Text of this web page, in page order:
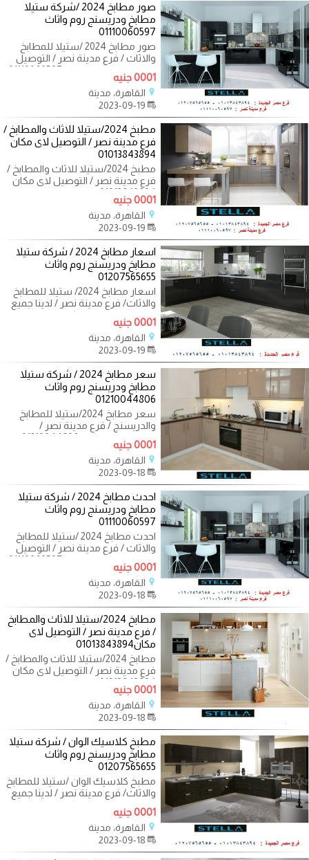
صور مطابخ 2024 /شركة ستيلا
مطابخ ودريسنج روم واثاث
01110060597
صور مطابخ 2024 /ستيلا للمطابخ
والاثاث / فرع مدينة نصر / التوصيل
لجميع محافظات مصر 01110060597
المطبخ
0001 جنيه
القاهرة، مدينة
مطبخ 2024/ستيلا للاثاث والمطابخ /
فرع مدينة نصر / التوصيل لاى مكان
01013843894
مطبخ 2024/ستيلا للاثاث والمطابخ /
فرع مدينة نصر / التوصيل لاى مكان
01013843894 المطبخ اساسى فى اى
0001 جنيه
القاهرة، مدينة
اسعار مطابخ 2024 / شركة ستيلا
مطابخ ودريسنج روم واثاث
01207565655
اسعار مطابخ 2024/ ستيلا للمطابخ
والاثاث/ فرع مدينة نصر / لدينا جميع
المطابخ المودرن والكلاسيك
0001 جنيه
القاهرة، مدينة
سعر مطابخ 2024 / شركة ستيلا
مطابخ ودريسنج روم واثاث
01210044806
سعر مطابخ 2024/ستيلا للمطابخ
والدريسنج / فرع مدينة نصر /
تعمل
0001 جنيه
القاهرة، مدينة
احدث مطابخ 2024 / شركة ستيلا
مطابخ ودريسنج روم واثاث
01110060597
احدث مطابخ 2024 /ستيلا للمطابخ
والاثاث / فرع مدينة نصر / التوصيل
لجميع محافظات مصر 01110060597
خلى
0001 جنيه
القاهرة، مدينة
مطابخ 2024/ستيلا للاثاث والمطابخ
/ فرع مدينة نصر / التوصيل لاى
مكان01013843894
مطابخ 2024/ستيلا للاثاث والمطابخ /
فرع مدينة نصر / التوصيل لاى مكان
01013843894 بتخافى من الايام
0001 جنيه
القاهرة، مدينة
مطبخ كلاسيك الوان / شركة ستيلا
مطابخ ودريسنج روم واثاث
01207565655
مطبخ كلاسيك الوان /ستيلا للمطابخ
والاثاث/ فرع مدينة نصر / لدينا جميع
المطابخ المودرن والكلاسيك
0001 جنيه
القاهرة، مدينة